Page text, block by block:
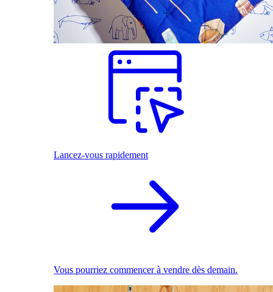
Lancez-vous rapidement
Vous pourriez commencer à vendre dès demain.